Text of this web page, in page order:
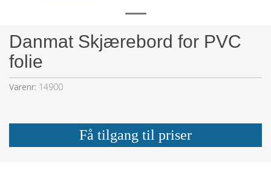
Danmat Skjærebord for PVC
folie
Varenr: 14900
Få tilgang til priser